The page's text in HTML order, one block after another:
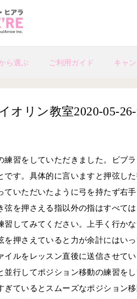
ら選ぶ ご利用ガイド キャ
オリン教室2020-05-26-
習をしていただきました。ビブ
です。具体的に言いますと押弦し
いただいたように弓を持たず右
を押さえる指以外の指はすべて
習してみてください。上手く行か
を押さえていると力が余計にはい
イルをレッスン直後に送信させて
並行してポジション移動の練習を
ぎているとスムーズなポジション